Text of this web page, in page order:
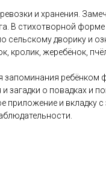
и хранения.
В стихотворной
сельскому дворику и
кролик, жеребёнок,
запоминания ребёнком
загадки о повадках и
приложение и вкладку